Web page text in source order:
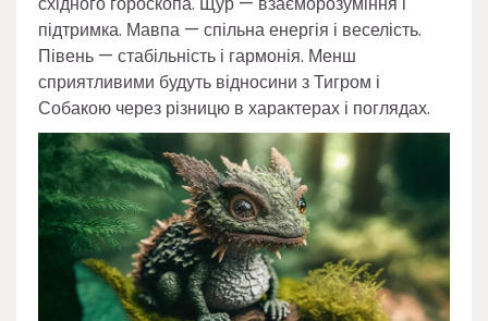
підтримка. Мавпа — спільна енергія і веселість.
Півень — стабільність і гармонія. Менш
сприятливими будуть відносини з Тигром і
Собакою через різницю в характерах і поглядах.